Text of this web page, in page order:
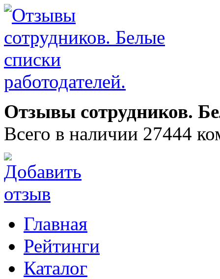
Отзывы сотрудников.
Всего в наличии 27444
Главная
Рейтинги
Каталог